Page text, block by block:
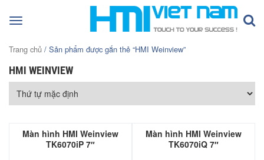
Toggle
Trang chủ / Sản phẩm được gắn thẻ “HMI Weinview”
HMI WEINVIEW
Màn hình HMI Weinview
TK6070iP 7″
Màn hình HMI Weinview
TK6070iQ 7″